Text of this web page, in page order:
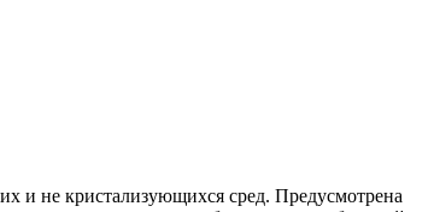
и не кристализующихся сред. Предусмотрена